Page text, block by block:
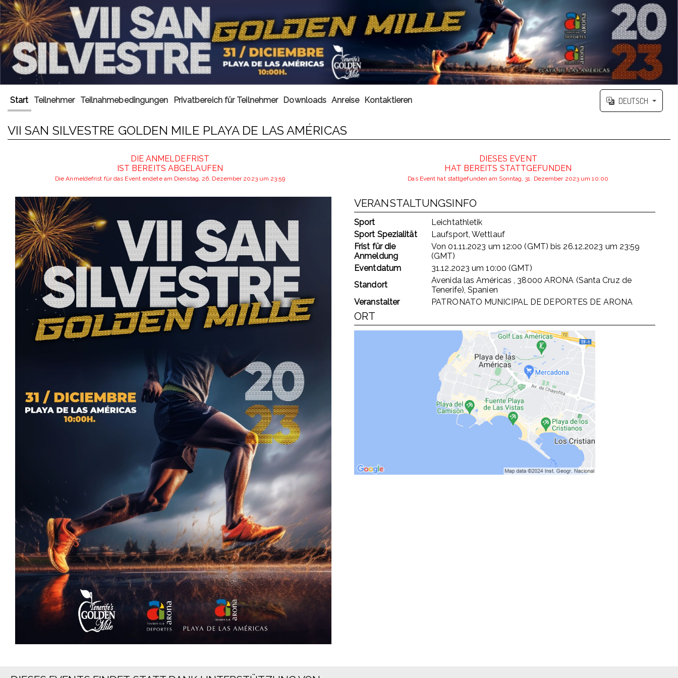
Start Teilnehmer Teilnahmebedingungen Privatbereich für Teilnehmer Downloads Anreise Kontaktieren DEUTSCH
VII SAN SILVESTRE GOLDEN MILE PLAYA DE LAS AMÉRICAS
DIE ANMELDEFRIST
IST BEREITS ABGELAUFEN
Die Anmeldefrist für das Event endete am Dienstag, 26. Dezember 2023 um 23:59
DIESES EVENT
HAT BEREITS STATTGEFUNDEN
Das Event hat stattgefunden am Sonntag, 31. Dezember 2023 um 10:00
VERANSTALTUNGSINFO
Sport
Leichtathletik
Sport Spezialität
Laufsport, Wettlauf
Frist für die
Anmeldung
Von01.11.2023 um 12:00 (GMT) bis 26.12.2023 um 23:59
(GMT)
Eventdatum
31.12.2023 um10:00 (GMT)
Standort
Avenida las Américas , 38000 ARONA (Santa Cruz de
Tenerife), Spanien
Veranstalter
PATRONATO MUNICIPAL DE DEPORTES DE ARONA
ORT